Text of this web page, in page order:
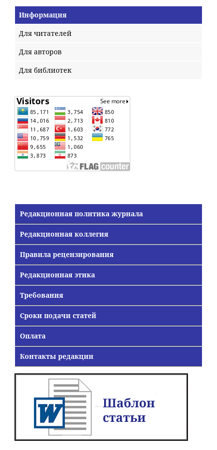
Информация
Для читателей
Для авторов
Для библиотек
Редакционная политика журнала
Редакционная коллегия
Правила рецензирования
Редакционная этика
Требования
Сроки подачи статей
Оплата
Контакты редакции